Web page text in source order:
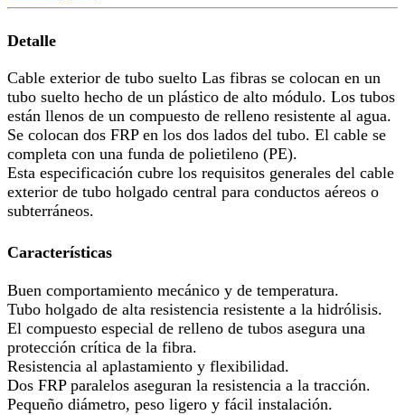
Detalle
Cable exterior de tubo suelto Las fibras se colocan en un
tubo suelto hecho de un plástico de alto módulo. Los tubos
están llenos de un compuesto de relleno resistente al agua.
Se colocan dos FRP en los dos lados del tubo. El cable se
completa con una funda de polietileno (PE).
Esta especificación cubre los requisitos generales del cable
exterior de tubo holgado central para conductos aéreos o
subterráneos.
Características
Buen comportamiento mecánico y de temperatura.
Tubo holgado de alta resistencia resistente a la hidrólisis.
El compuesto especial de relleno de tubos asegura una
protección crítica de la fibra.
Resistencia al aplastamiento y flexibilidad.
Dos FRP paralelos aseguran la resistencia a la tracción.
Pequeño diámetro, peso ligero y fácil instalación.